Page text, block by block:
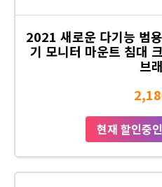
2021 새로운 다기능 범
기 모니터 마운트 침대
브
현재 할인중